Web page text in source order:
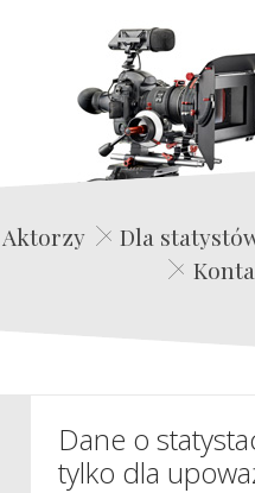
Aktorzy Dla
Dane o
tylko dla